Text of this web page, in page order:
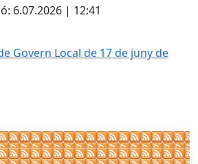
6.07.2026 | 12:41
Govern Local de 17 de juny de